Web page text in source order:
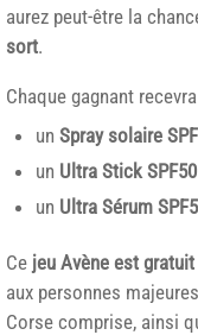
aurez peut-être la
sort.
Chaque gagnant
un Spray solaire
un Ultra Stick
un Ultra Sérum
Ce jeu Avène est gratuit
aux personnes
Corse comprise, ainsi